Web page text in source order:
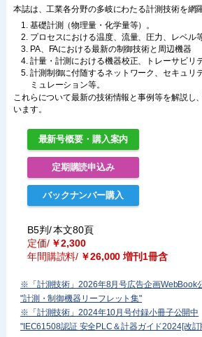
本誌は、工業各分野の多岐にわたる計測技術を網
基礎計測（物理量・化学量等）。
プロセスにおける温度、流量、圧力、レベル
PA、FAにおける最新の制御技術と周辺機器
計量・計測における機器校正、トレーサビリテ
計測制御に付随するネットワーク、セキュリ
ミュレーション等。
これらについて最新の技術情報と事例等を解説し
います。
最新号概要・購入案内
定期購読申込み
バックナンバー購入
B5判/本文80頁
定価/ ￥2,300
年間購読料/ ￥26,000 増刊1冊含
※「計測技術」2026年8月号広告企画WebBook
"計測・制御機器リーフレット集"
※「計測技術」2024年10月号付録小冊子公開中
"IEC61508認証 安全PLC＆計器ガイド2024[改訂